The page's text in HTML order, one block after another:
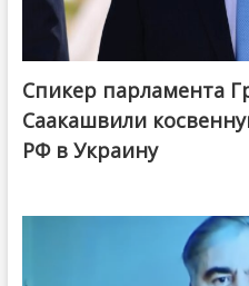
Спикер парламента
Саакашвили
РФ в Украину